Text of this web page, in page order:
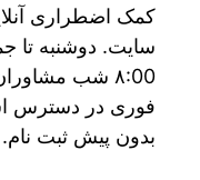
کمک اضطراری
۸:00 شب
فوری در دسترس
بدون پیش ثبت نام.